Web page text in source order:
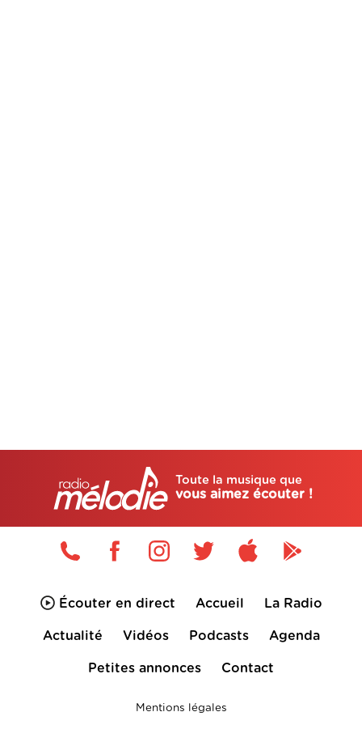
Toute la musique que
vous aimez écouter !
Écouter en direct Accueil La Radio
Actualité Vidéos Podcasts Agenda
Petites annonces Contact
Mentions légales